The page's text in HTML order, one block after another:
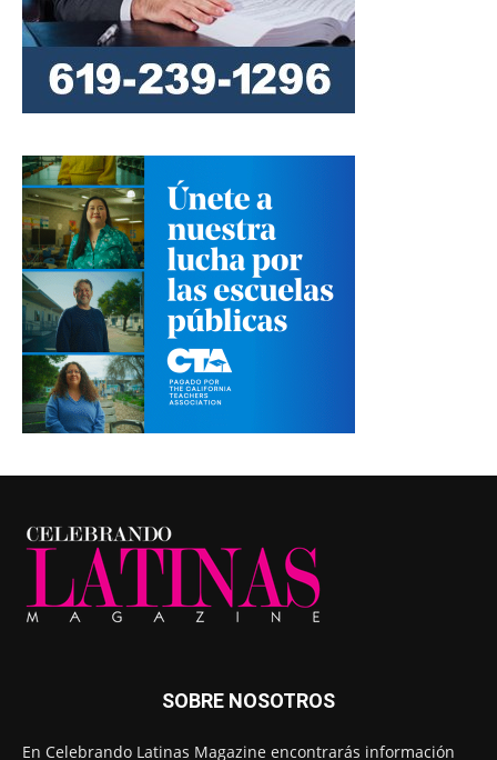
SOBRE NOSOTROS
En Celebrando Latinas Magazine encontrarás información